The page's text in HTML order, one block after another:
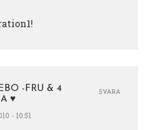
-FRU & 4
♥
- 10:51
SVARA